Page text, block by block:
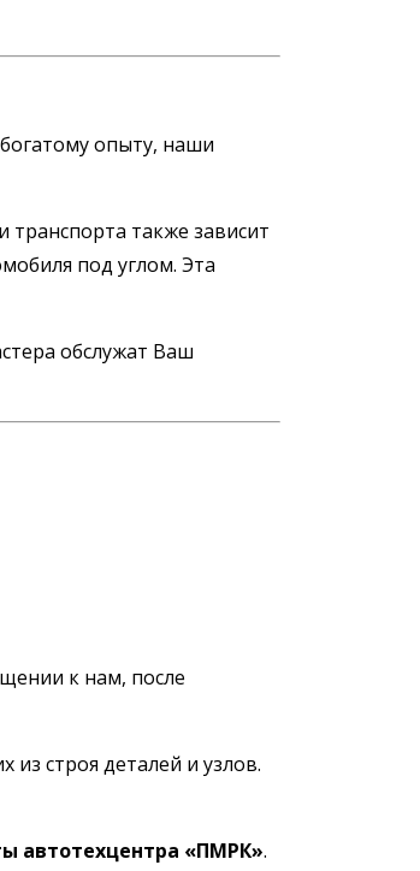
опыту, наши
также зависит
под углом. Эта
обслужат Ваш
к нам, после
строя деталей и узлов.
автотехцентра «ПМРК».